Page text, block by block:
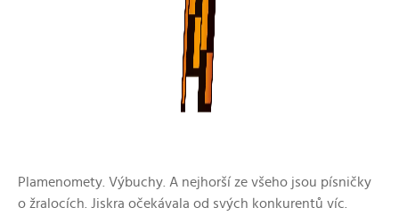
Plamenomety. Výbuchy. A nejhorší ze všeho jsou písničky
o žralocích. Jiskra očekávala od svých konkurentů víc.